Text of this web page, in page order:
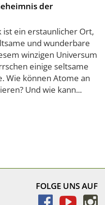
der
ein erstaunlicher Ort,
und wunderbare
winzigen Universum
einige seltsame
Wie können Atome an
Und wie kann...
FOLGE UNS AUF